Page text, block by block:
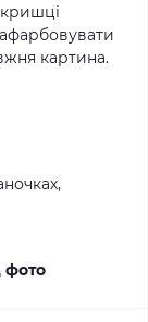
картина.
фото